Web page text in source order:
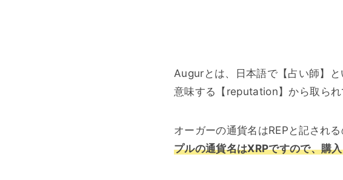
Augurとは、日本語で【占い師】
意味する【reputation】から取られ
オーガーの通貨名はREPと記され
プルの通貨名はXRPですので、購